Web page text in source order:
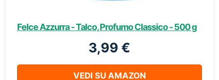
Felce Azzurra - Talco, Profumo Classico - 500 g
3,99 €
VEDI SU AMAZON